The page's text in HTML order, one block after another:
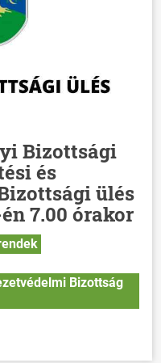
Bizottsági
és
ülés
7.00 órakor
Bizottság